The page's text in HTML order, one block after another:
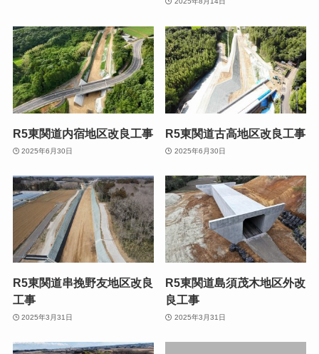
R5東関道内宿地区改良工事
2025年6月30日
R5東関道古高地区改良工事
2025年6月30日
R5東関道串挽野友地区改良
工事
2025年3月31日
R5東関道島須茂木地区外改
良工事
2025年3月31日